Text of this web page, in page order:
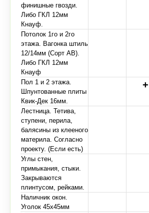
финишные гвозди.
Либо ГКЛ 12мм
Кнауф.
Потолок 1го и 2го
этажа. Вагонка штиль
12/14мм (Сорт АВ).
Либо ГКЛ 12мм
Кнауф
Пол 1 и 2 этажа.
Шпунтованные плиты
Квик-Дек 16мм.
Лестница. Тетива,
ступени, перила,
балясины из клееного
материла. Согласно
проекту. (Если есть)
Углы стен,
примыкания, стыки.
Закрываются
плинтусом, рейками.
Наличник окон.
Уголок 45х45мм